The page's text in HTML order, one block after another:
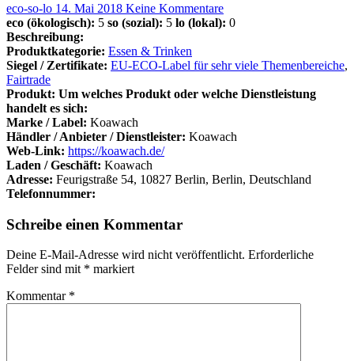
eco-so-lo 14. Mai 2018 Keine Kommentare
eco (ökologisch): 5 so (sozial): 5 lo (lokal): 0
Beschreibung:
Produktkategorie: Essen & Trinken
Siegel / Zertifikate: EU-ECO-Label für sehr viele Themenbereiche,
Fairtrade
Produkt: Um welches Produkt oder welche Dienstleistung
handelt es sich:
Marke / Label: Koawach
Händler / Anbieter / Dienstleister: Koawach
Web-Link: https://koawach.de/
Laden / Geschäft: Koawach
Adresse: Feurigstraße 54, 10827 Berlin, Berlin, Deutschland
Telefonnummer:
Schreibe einen Kommentar
Deine E-Mail-Adresse wird nicht veröffentlicht. Erforderliche
Felder sind mit * markiert
Kommentar *